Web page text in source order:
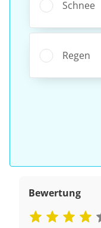
Schnee
Regen
Bewertung